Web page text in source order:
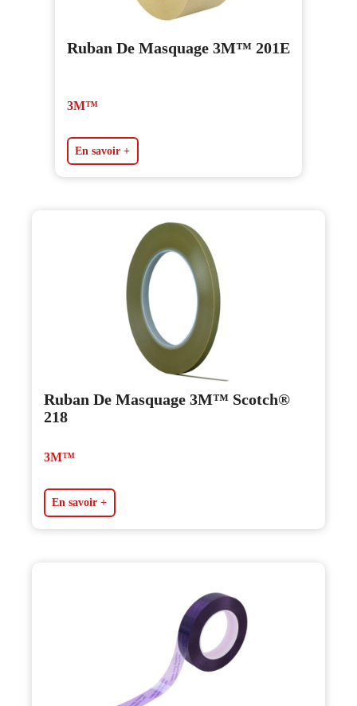
Ruban De Masquage 3M™ 201E
3M™
En savoir +
Ruban De Masquage 3M™ Scotch®
218
3M™
En savoir +